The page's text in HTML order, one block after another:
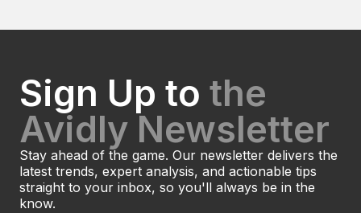
Sign Up to the
Avidly Newsletter
Stay ahead of the game. Our newsletter delivers the
latest trends, expert analysis, and actionable tips
straight to your inbox, so you'll always be in the
know.